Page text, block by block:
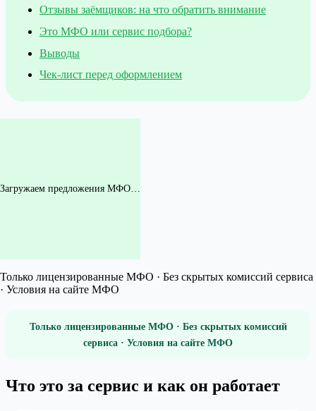
Отзывы заёмщиков: на что обратить внимание
Это МФО или сервис подбора?
Выводы
Чек-лист перед оформлением
Загружаем предложения МФО…
Только лицензированные МФО · Без скрытых комиссий сервиса
· Условия на сайте МФО
Только лицензированные МФО · Без скрытых комиссий
сервиса · Условия на сайте МФО
Что это за сервис и как он работает